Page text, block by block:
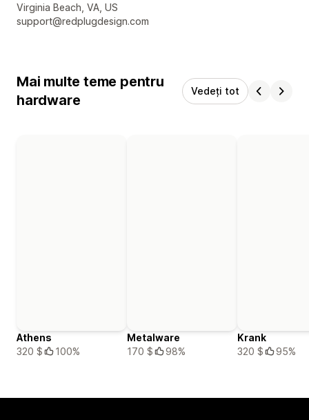
Detaliile de contact ale designerului
Virginia Beach, VA, US
support@redplugdesign.com
Mai multe teme pentru
hardware
Vedeți tot
Athens
320 $
100%
Metalware
170 $
98%
Krank
320 $
95%